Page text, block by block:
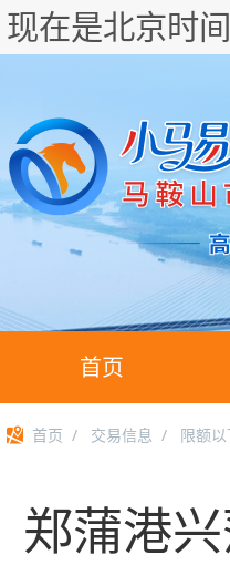
现在是北京时间
首页
首页 / 交易信息 / 限额以
郑蒲港